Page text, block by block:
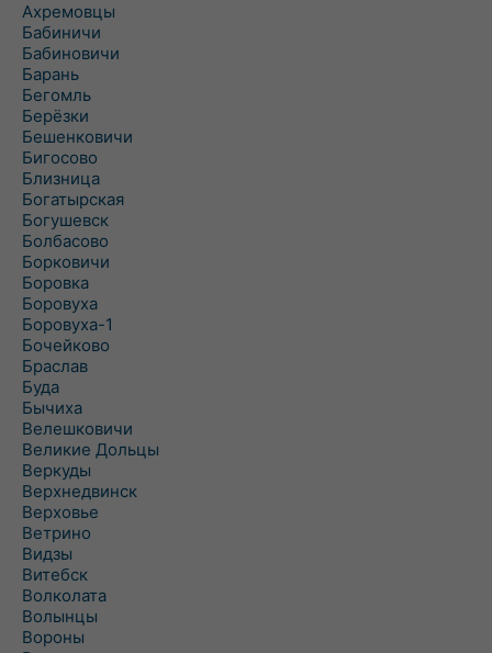
Ахремовцы
Бабиничи
Бабиновичи
Барань
Бегомль
Берёзки
Бешенковичи
Бигосово
Близница
Богатырская
Богушевск
Болбасово
Борковичи
Боровка
Боровуха
Боровуха-1
Бочейково
Браслав
Буда
Бычиха
Велешковичи
Великие Дольцы
Веркуды
Верхнедвинск
Верховье
Ветрино
Видзы
Витебск
Волколата
Волынцы
Вороны